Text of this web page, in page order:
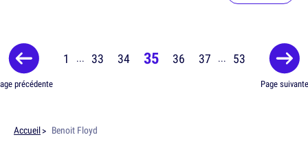
précédente
1 ... 33 34 35 36 37 ... 53
Page suivante
Accueil Benoit Floyd